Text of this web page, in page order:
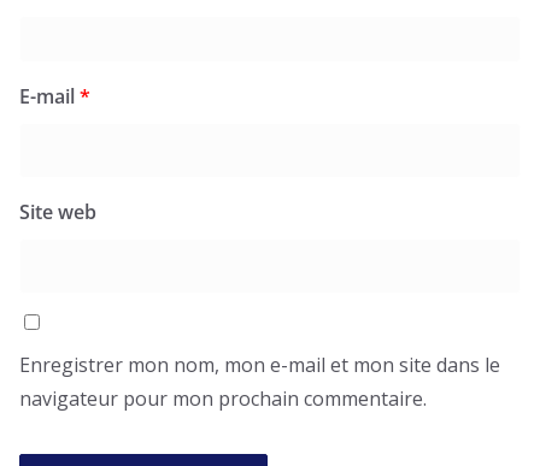
E-mail*
Site web
Enregistrer mon nom, mon e-mail et mon site dans le
navigateur pour mon prochain commentaire.